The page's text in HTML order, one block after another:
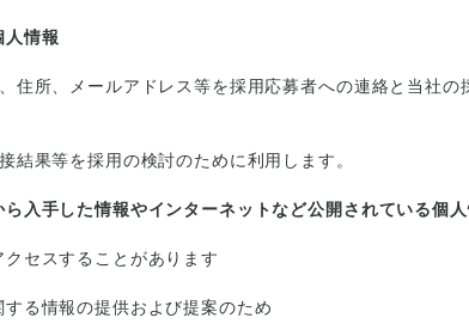
情報
住所、メールアドレス等を採用応募者への連絡と当社
結果等を採用の検討のために利用します。
入手した情報やインターネットなど公開されている個
セスすることがあります
する情報の提供および提案のため